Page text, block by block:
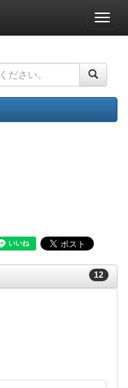
ナ
ビ
ー
ョ
ン
12